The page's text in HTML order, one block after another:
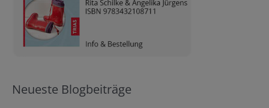
Neueste Blogbeiträge